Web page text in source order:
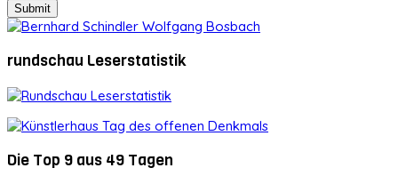
rundschau Leserstatistik
Die Top 9 aus 49 Tagen